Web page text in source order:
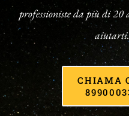
professioniste da più di 20
aiutarti.
CHIAMA